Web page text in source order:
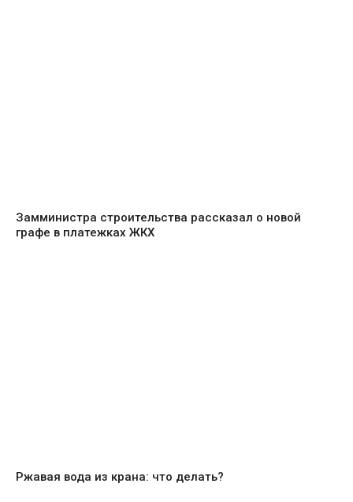
Замминистра строительства рассказал о новой
графе в платежках ЖКХ
Ржавая вода из крана: что делать?